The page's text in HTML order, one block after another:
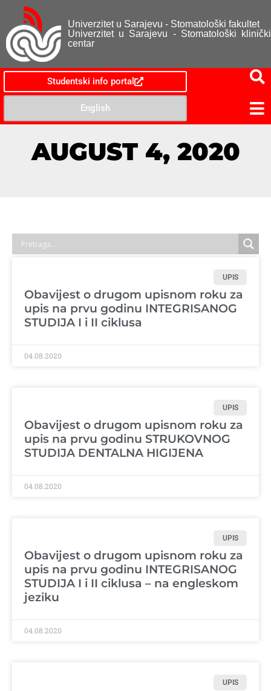
Univerzitet u Sarajevu - Stomatološki fakultet
Univerzitet u Sarajevu - Stomatološki klinički
centar
Studentski info portal
English
AUGUST 4, 2020
UPIS
Obavijest o drugom upisnom roku za
upis na prvu godinu INTEGRISANOG
STUDIJA I i II ciklusa
04.08.2020
UPIS
Obavijest o drugom upisnom roku za
upis na prvu godinu STRUKOVNOG
STUDIJA DENTALNA HIGIJENA
04.08.2020
UPIS
Obavijest o drugom upisnom roku za
upis na prvu godinu INTEGRISANOG
STUDIJA I i II ciklusa – na engleskom
jeziku
04.08.2020
UPIS